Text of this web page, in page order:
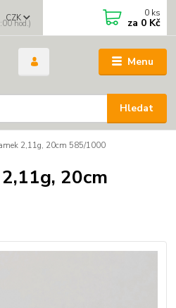
Menu
CZK
Hledat
hod.)
0 ks
za 0 Kč
2,11g, 20cm 585/1000
20cm